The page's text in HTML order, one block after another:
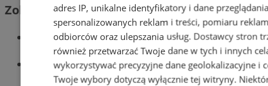
Zobacz również
Wiadomości kryminalne w Tychach
Wiadomości lokalne
adres IP, unikalne identyfikatory i dane
spersonalizowanych reklam i treści, pomiaru
odbiorców oraz ulepszania usług. Dostawcy stron
również przetwarzać Twoje dane w tych i innych
wykorzystywać precyzyjne dane geolokalizacyjne i
Twoje wybory dotyczą wyłącznie tej witryny.